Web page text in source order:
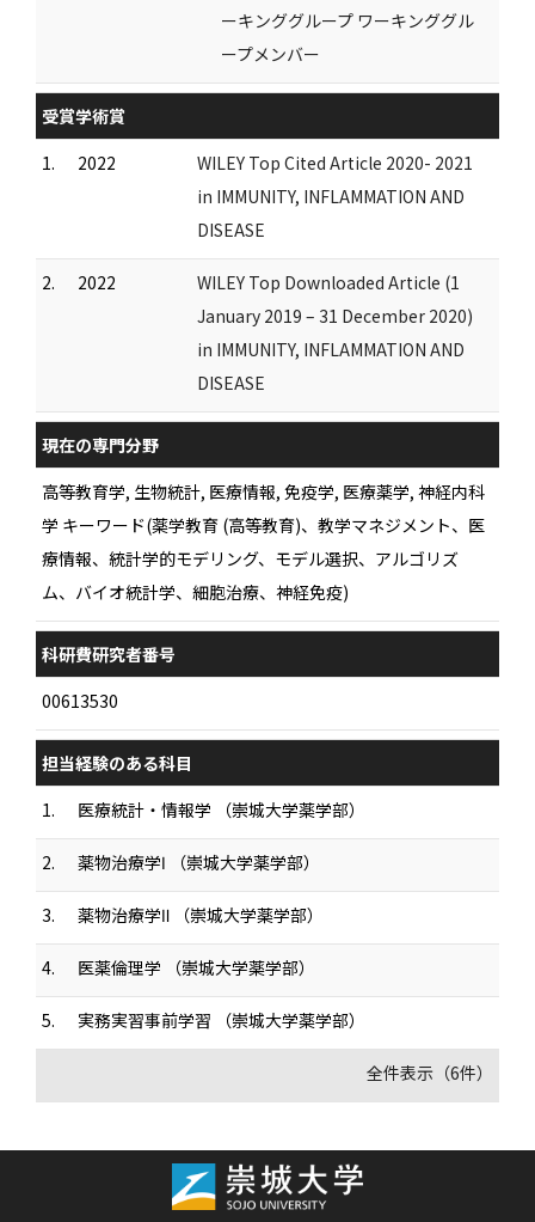
ーキンググループ ワーキンググル
ープメンバー
受賞学術賞
1.
2022
WILEY Top Cited Article 2020- 2021
in IMMUNITY, INFLAMMATION AND
DISEASE
2. 2022
WILEY Top Downloaded Article (1
January 2019 – 31 December 2020)
in IMMUNITY, INFLAMMATION AND
DISEASE
現在の専門分野
高等教育学, 生物統計, 医療情報, 免疫学, 医療薬学, 神経内科
学 キーワード(薬学教育 (高等教育)、教学マネジメント、医
療情報、統計学的モデリング、モデル選択、アルゴリズ
ム、バイオ統計学、細胞治療、神経免疫)
科研費研究者番号
00613530
担当経験のある科目
1.
医療統計・情報学 （崇城大学薬学部）
2. 薬物治療学Ⅰ （崇城大学薬学部）
3. 薬物治療学Ⅱ （崇城大学薬学部）
4. 医薬倫理学 （崇城大学薬学部）
5. 実務実習事前学習 （崇城大学薬学部）
全件表示（6件）